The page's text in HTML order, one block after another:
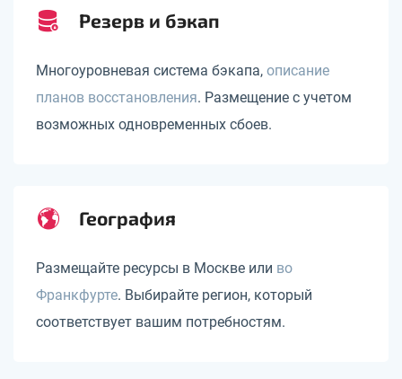
Резерв и бэкап
Многоуровневая система бэкапа, описание
планов восстановления. Размещение с учетом
возможных одновременных сбоев.
География
Размещайте ресурсы в Москве или во
Франкфурте. Выбирайте регион, который
соответствует вашим потребностям.